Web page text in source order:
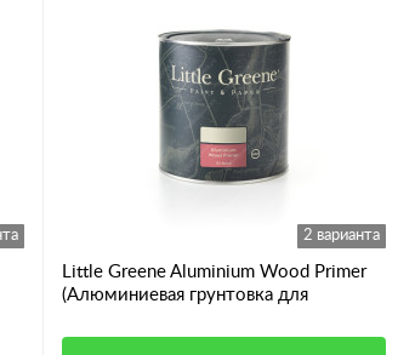
2 варианта
Little Greene Aluminium Wood Primer
(Алюминиевая грунтовка для